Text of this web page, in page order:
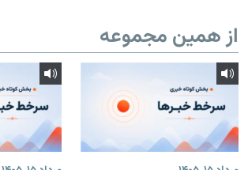
از همین مجموعه